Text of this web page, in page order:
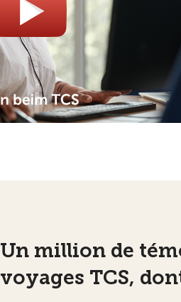
Un million de
voyages TCS,